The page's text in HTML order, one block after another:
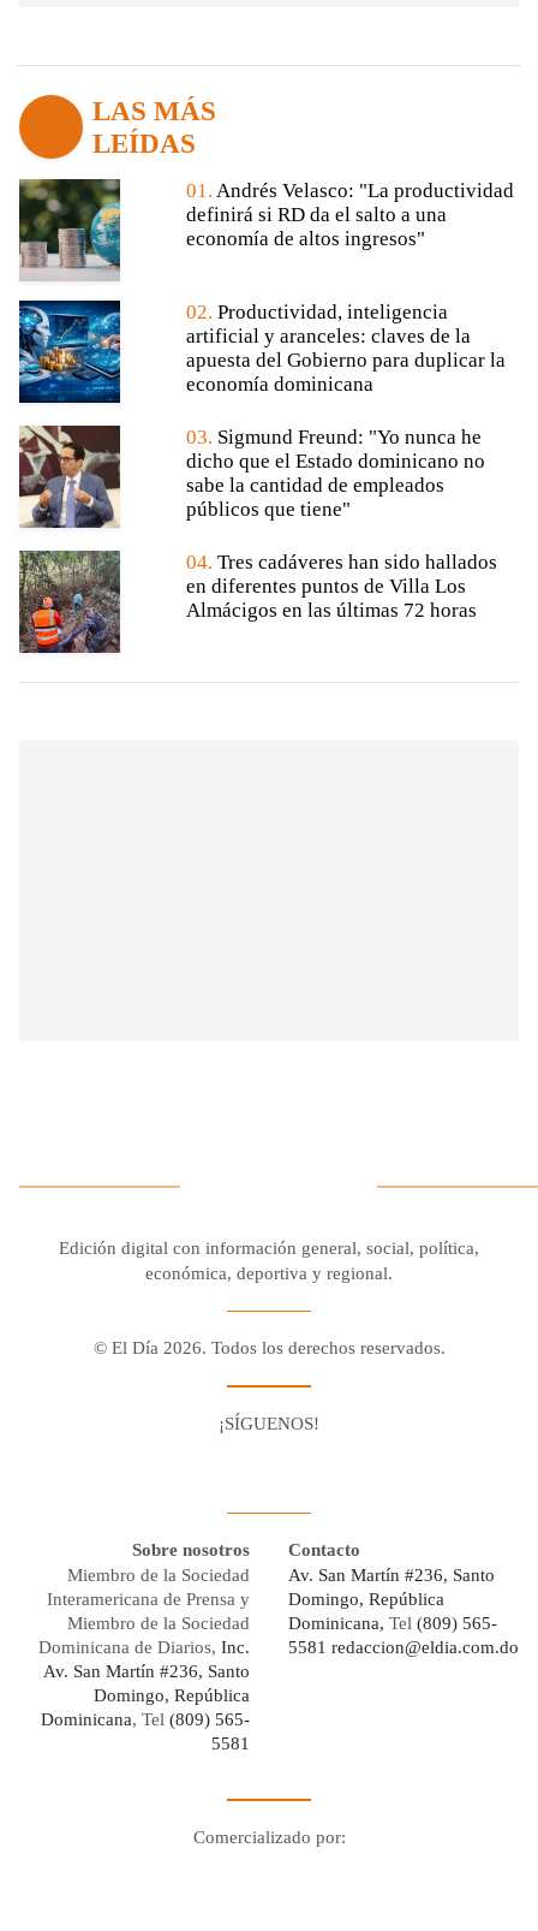
LAS MÁS
LEÍDAS
01. Andrés Velasco: "La productividad
definirá si RD da el salto a una
economía de altos ingresos"
02. Productividad, inteligencia
artificial y aranceles: claves de la
apuesta del Gobierno para duplicar la
economía dominicana
03. Sigmund Freund: "Yo nunca he
dicho que el Estado dominicano no
sabe la cantidad de empleados
públicos que tiene"
04. Tres cadáveres han sido hallados
en diferentes puntos de Villa Los
Almácigos en las últimas 72 horas
Edición digital con información general, social, política,
económica, deportiva y regional.
© El Día 2026. Todos los derechos reservados.
¡SÍGUENOS!
Sobre nosotros
Miembro de la Sociedad
Interamericana de Prensa y
Miembro de la Sociedad
Dominicana de Diarios, Inc.
Av. San Martín #236, Santo
Domingo, República
Dominicana, Tel (809) 565-
5581
Contacto
Av. San Martín #236, Santo
Domingo, República
Dominicana, Tel (809) 565-
5581 redaccion@eldia.com.do
Comercializado por: